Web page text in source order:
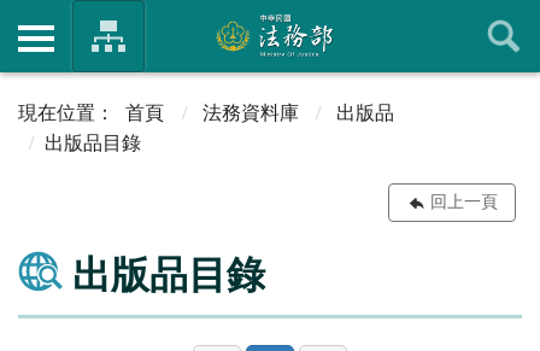
首頁 法務資料庫
出版品
出版品目錄
回上一頁
出版品目錄